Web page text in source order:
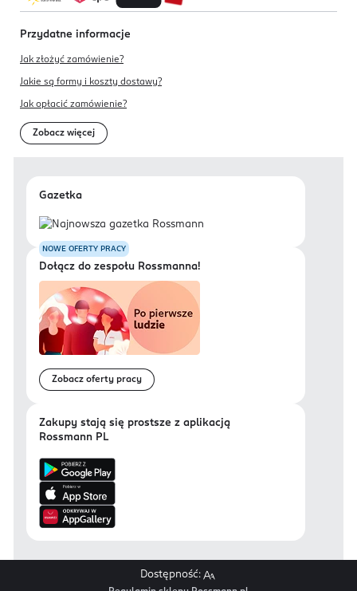
Przydatne informacje
Jak złożyć zamówienie?
Jakie są formy i koszty dostawy?
Jak opłacić zamówienie?
Zobacz więcej
Gazetka
NOWE OFERTY PRACY
Dołącz do zespołu Rossmanna!
Zobacz oferty pracy
Zakupy stają się prostsze z aplikacją
Rossmann PL
Dostępność: